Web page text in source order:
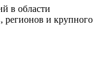
в области
регионов и крупного